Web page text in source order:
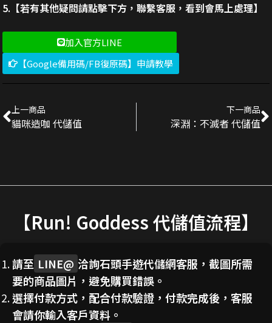
5.【若有其他疑問請點擊下方，聯繫客服，看到會馬上處理】
加入官方LINE
【Google備用碼/FB復原碼】申請教學
上一商品
貓咪造咖 代儲值
下一商品
深淵：不滅者 代儲值
【Run! Goddess 代儲值流程】
請至 LINE@ 洽詢石頭手遊代儲網客服，截圖所需
要的商品圖片，避免購買錯誤。
選擇付款方式，配合付款驗證，付款完成後，客服
會請你輸入客戶資料。